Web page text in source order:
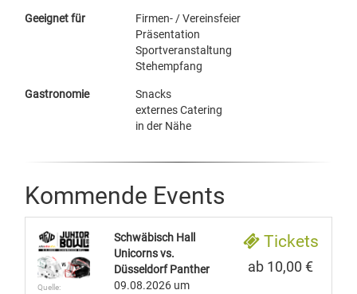
Geeignet für
Firmen- / Vereinsfeier
Präsentation
Sportveranstaltung
Stehempfang
Gastronomie
Snacks
externes Catering
in der Nähe
Kommende Events
Quelle:
Schwäbisch Hall
Unicorns vs.
Düsseldorf Panther
09.08.2026 um
Tickets
ab 10,00 €